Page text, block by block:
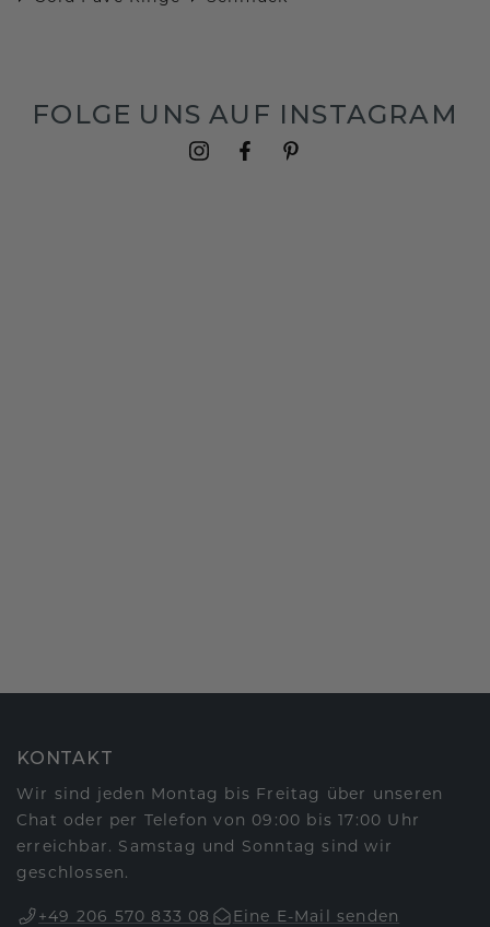
FOLGE UNS AUF INSTAGRAM
KONTAKT
Wir sind jeden Montag bis Freitag über unseren
Chat oder per Telefon von 09:00 bis 17:00 Uhr
erreichbar. Samstag und Sonntag sind wir
geschlossen.
+49 206 570 833 08
Eine E-Mail senden